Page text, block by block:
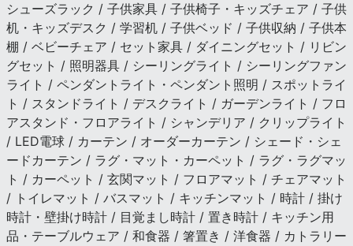
シューズラック / 子供家具 / 子供椅子・キッズチェア / 子供
机・キッズデスク / 学習机 / 子供ベッド / 子供収納 / 子供本
棚 / ベビーチェア / セット家具 / ダイニングセット / リビン
グセット / 照明器具 / シーリングライト / シーリングファン
ライト / ペンダントライト・ペンダント照明 / スポットライ
ト / スタンドライト / デスクライト / ガーデンライト / フロ
アスタンド・フロアライト / シャンデリア / クリップライト
/ LED電球 / カーテン / オーダーカーテン / シェード・シェ
ードカーテン / ラグ・マット・カーペット / ラグ・ラグマッ
ト / カーペット / 玄関マット / フロアマット / チェアマット
/ トイレマット / バスマット / キッチンマット / 時計 / 掛け
時計・壁掛け時計 / 目覚まし時計 / 置き時計 / キッチン用
品・テーブルウェア / 和食器 / 箸置き / 洋食器 / カトラリー